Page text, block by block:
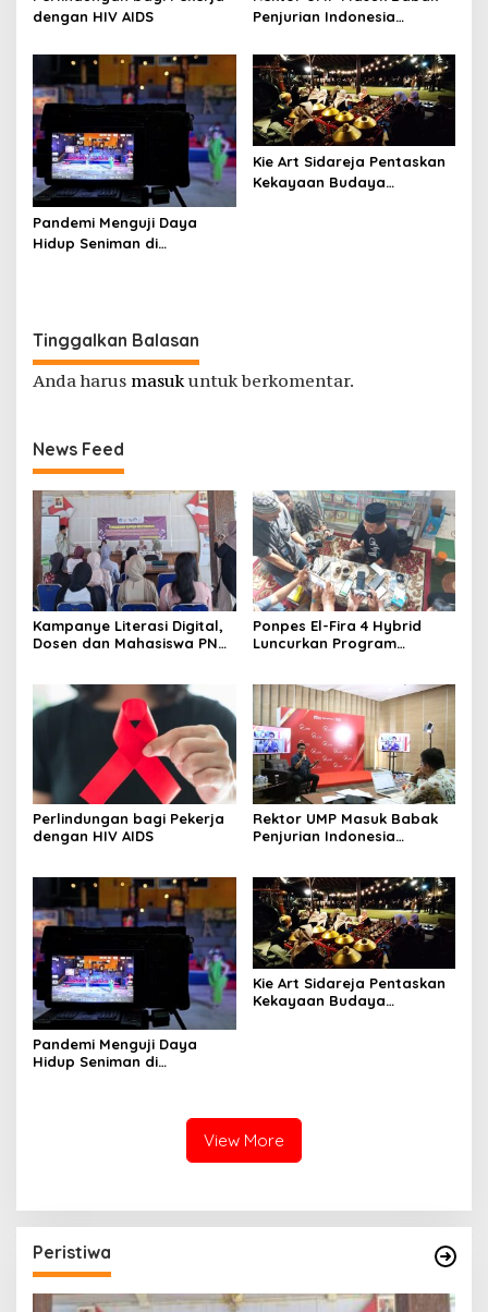
dengan HIV AIDS
Penjurian Indonesia
Pandemi Menguji Daya
Hidup Seniman di
Kie Art Sidareja Pentaskan
Kekayaan Budaya
Tinggalkan Balasan
Anda harus masukuntuk berkomentar.
News Feed
Kampanye Literasi Digital,
Dosen dan Mahasiswa PNC
Konten Medsos
Ponpes El-Fira 4 Hybrid
Luncurkan Program
Perlindungan bagi Pekerja
dengan HIV AIDS
Rektor UMP Masuk Babak
Penjurian Indonesia
Pandemi Menguji Daya
Hidup Seniman di
Kie Art Sidareja Pentaskan
Kekayaan Budaya
View More
Peristiwa